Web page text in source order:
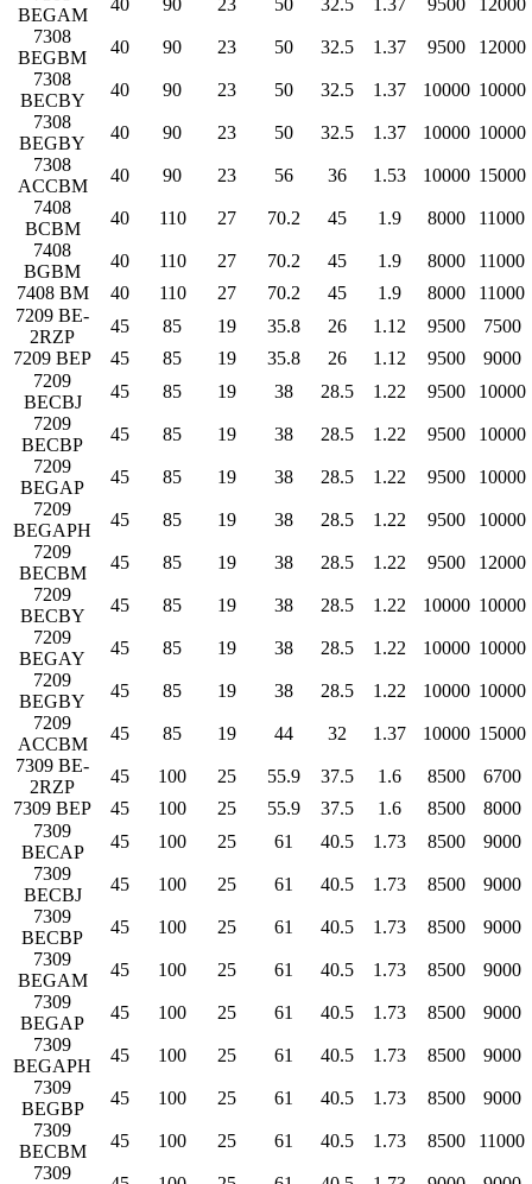
BEGAM
40 90 23 50 32.5 1.37 9500
12000
7308
BEGBM
40 90 23 50 32.5 1.37 9500
12000
7308
BECBY
40 90 23 50 32.5 1.37 10000 10000
7308
BEGBY
40 90 23 50 32.5 1.37 10000 10000
7308
ACCBM
40 90 23 56 36 1.53 10000 15000
7408
BCBM
40 110 27 70.2 45 1.9 8000
11000
7408
BGBM
40 110 27 70.2 45 1.9 8000
11000
7408 BM
40 110 27 70.2 45 1.9 8000
11000
7209 BE-
2RZP
45 85 19 35.8 26 1.12 9500
7500
7209 BEP
45 85 19 35.8 26 1.12 9500
9000
7209
BECBJ
45 85 19 38 28.5 1.22 9500
10000
7209
BECBP
45 85 19 38 28.5 1.22 9500
10000
7209
BEGAP
45 85 19 38 28.5 1.22 9500
10000
7209
BEGAPH
45 85 19 38 28.5 1.22 9500
10000
7209
BECBM
45 85 19 38 28.5 1.22 9500
12000
7209
BECBY
45 85 19 38 28.5 1.22 10000 10000
7209
BEGAY
45 85 19 38 28.5 1.22 10000 10000
7209
BEGBY
45 85 19 38 28.5 1.22 10000 10000
7209
ACCBM
45 85 19 44 32 1.37 10000 15000
7309 BE-
2RZP
45 100 25 55.9 37.5 1.6 8500
6700
7309 BEP
45 100 25 55.9 37.5 1.6 8500
8000
7309
BECAP
45 100 25 61 40.5 1.73 8500
9000
7309
BECBJ
45 100 25 61 40.5 1.73 8500
9000
7309
BECBP
45 100 25 61 40.5 1.73 8500
9000
7309
BEGAM
45 100 25 61 40.5 1.73 8500
9000
7309
BEGAP
45 100 25 61 40.5 1.73 8500
9000
7309
BEGAPH
45 100 25 61 40.5 1.73 8500
9000
7309
BEGBP
45 100 25 61 40.5 1.73 8500
9000
7309
BECBM
45 100 25 61 40.5 1.73 8500
11000
7309